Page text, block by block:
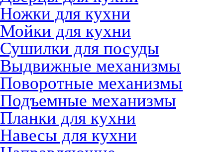
Ножки для кухни
Мойки для кухни
Сушилки для посуды
Выдвижные механизмы
Поворотные механизмы
Подъемные механизмы
Планки для кухни
Навесы для кухни